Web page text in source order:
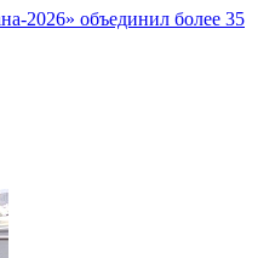
2026» объединил более 35